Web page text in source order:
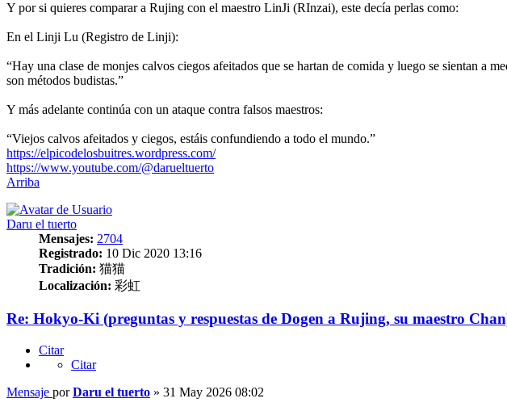
Y por si quieres comparar a Rujing con el maestro LinJi (RInzai), este decía perlas como:
En el Linji Lu (Registro de Linji):
“Hay una clase de monjes calvos ciegos afeitados que se hartan de comida y luego se sientan a
son métodos budistas.”
Y más adelante continúa con un ataque contra falsos maestros:
“Viejos calvos afeitados y ciegos, estáis confundiendo a todo el mundo.”
https://elpicodelosbuitres.wordpress.com/
https://www.youtube.com/@darueltuerto
Arriba
Daru el tuerto
Mensajes: 2704
Registrado: 10 Dic 2020 13:16
Tradición: 猫猫
Localización: 彩虹
Re: Hokyo-Ki (preguntas y respuestas de Dogen a Rujing, su maestro
Citar
Citar
Mensaje porDaru el tuerto » 31 May 2026 08:02